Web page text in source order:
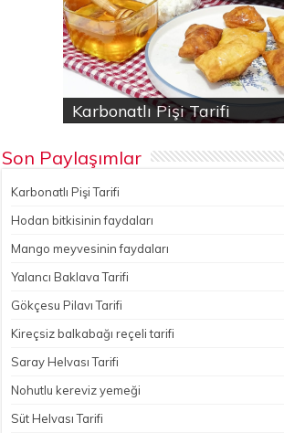
Karbonatlı Pişi Tarifi
Hodan bitkisinin faydaları
Yalancı Baklava Tarifi
Gökçesu Pilavı Tarifi
Nohutlu kereviz yemeği
Son Paylaşımlar
Karbonatlı Pişi Tarifi
Hodan bitkisinin faydaları
Mango meyvesinin faydaları
Yalancı Baklava Tarifi
Gökçesu Pilavı Tarifi
Kireçsiz balkabağı reçeli tarifi
Saray Helvası Tarifi
Nohutlu kereviz yemeği
Süt Helvası Tarifi